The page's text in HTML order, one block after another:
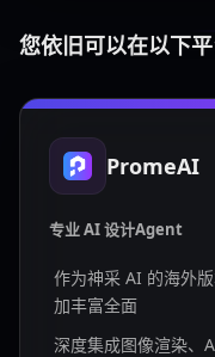
您依旧可以在以下
PromeAI
专业 AI 设计Agent
作为神采 AI 的海外
加丰富全面
深度集成图像渲染、